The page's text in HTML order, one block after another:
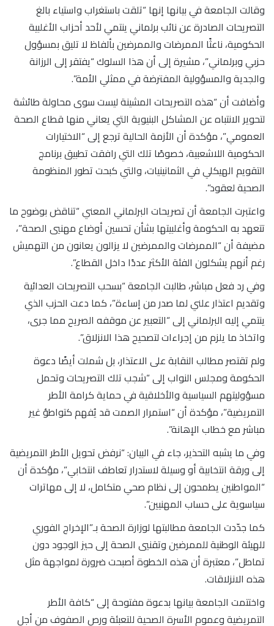
وقالت الجامعة في بيانها إنها “تلقت باستغراب واستياء بالغ
التصريحات الصادرة عن نائب برلماني ينتمي لأحد أحزاب الأغلبية
الحكومية، ناعثًا الممرضات والممرضين بألفاظ لا تليق بمسؤول
حزبي وبرلماني”، مشيرة إلى أن هذا السلوك “يفتقر إلى الرزانة
والجدية والمسؤولية المفترضة في ممثلي الأمة”.
وأضافت أن “هذه التصريحات المشينة ليست سوى محاولة طائشة
لتحوير الانتباه عن المشاكل البنيوية التي يعاني منها قطاع الصحة
العمومي”، مؤكدة أن الأزمة الحالية ترجع إلى “الاختيارات
الحكومية اللاشعبية، خصوصًا تلك التي رافقت تطبيق برنامج
التقويم الهيكلي في الثمانينيات، والتي كبحت تطور المنظومة
الصحية لعقود”.
واعتبرت الجامعة أن تصريحات البرلماني المعني “تناقض بوضوح ما
تتعهد به الحكومة وأغلبيتها بشأن تحسين أوضاع مهنيي الصحة”،
مضيفة أن “الممرضات والممرضين لا يزالون يعانون من التهميش
رغم أنهم يشكلون الفئة الأكثر عددًا داخل القطاع”.
وفي رد فعل مباشر، طالبت الجامعة “بسحب التصريحات العدائية
وتقديم اعتذار علني لما صدر من إساءة”، كما دعت الحزب الذي
ينتمي إليه البرلماني إلى “التعبير عن موقفه الصريح مما جرى،
واتخاذ ما يلزم من إجراءات لتصحيح هذا الانزلاق”.
ولم تقتصر مطالب النقابة على الاعتذار، بل شملت أيضًا دعوة
الحكومة ومجلس النواب إلى “شجب تلك التصريحات وتحمل
مسؤوليتهم السياسية والأخلاقية في حماية كرامة الأطر
التمريضية”، مؤكدة أن “استمرار الصمت قد يُفهم كتواطؤ غير
مباشر مع خطاب الإهانة”.
وفي ما يشبه التحذير، جاء في البيان: “نرفض تحويل الأطر التمريضية
إلى ورقة انتخابية أو وسيلة لاستدرار تعاطف انتخابي”، مؤكدة أن
“المواطنين يطمحون إلى نظام صحي متكامل، لا إلى مهاترات
سياسوية على حساب المهنيين”.
كما جدّدت الجامعة مطالبتها لوزارة الصحة بـ”الإخراج الفوري
للهيئة الوطنية للممرضين وتقنيي الصحة إلى حيز الوجود دون
تماطل”، معتبرة أن هذه الخطوة أصبحت ضرورة لمواجهة مثل
هذه الانزلاقات.
واختتمت الجامعة بيانها بدعوة مفتوحة إلى “كافة الأطر
التمريضية وعموم الأسرة الصحية للتعبئة ورص الصفوف من أجل